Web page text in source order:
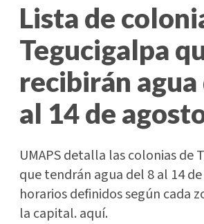
Lista de
Tegucigalpa
recibirán agua
al 14 de
UMAPS detalla las colonias de
que tendrán agua del 8 al 14
horarios definidos según cada
la capital. aquí.